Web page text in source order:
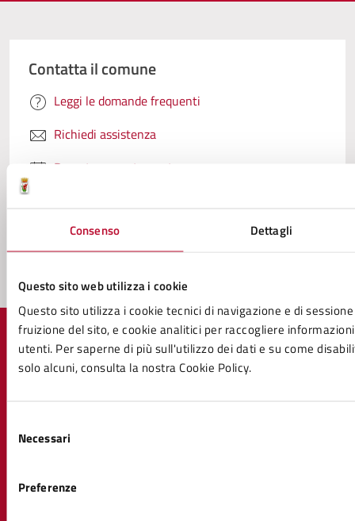
Consenso Dettagli
Questo sito web utilizza i cookie
Questo sito utilizza i cookie tecnici di navigazione e di
fruizione del sito, e cookie analitici per raccogliere
utenti. Per saperne di più sull'utilizzo dei dati e su come
solo alcuni, consulta la nostra Cookie Policy.
delNecessari
Preferenze
Contatta il comune
Leggi le domande frequenti
Richiedi assistenza
Prenota appuntamento
Segnala disservizio
AMMINISTRAZIONE
Aree amministrative